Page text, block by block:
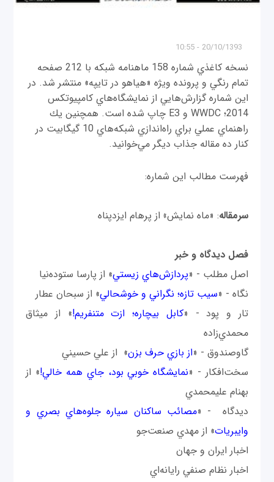
20/10/1393 - 10:55
نسخه كاغذي شماره 158 ماهنامه شبکه با 212 صفحه
تمام رنگي و پرونده ويژه «هياهو در تايپه» منتشر شد. در
اين شماره گزارش‌هايي از نمايشگاه‌هاي كامپيوتكس
2014؛ WWDC و E3 چاپ شده است. همچنين يك
راهنماي عملي براي راه‌اندازي شبكه‌هاي 10 گيگابيت در
كنار ده مقاله جذاب ديگر مي‌خوانيد.
فهرست مطالب اين شماره:
سرمقاله: «ماه نمايش» از پرهام ايزدپناه
فصل ديدگاه و خبر
اصل مطلب - «پردازش‌هاي زيستي» از پارسا ستوده‌نيا
نگاه - «سيب تازه؛ نگراني و خوشحالي» از سبحان عطار
تار و پود - «كابل بيچاره؛ ازت متنفريم!» از ميثاق
محمدي‌زاده
گاوصندوق - «از بازي حرف بزن» از علي حسيني
سخت‌افکار - «نمايشگاه خوبي بود، جاي همه خالي!» از
بهنام عليمحمدي
ديدگاه - «مصائب ساكنان سياره جلوه‌هاي بصري و
وايبريات» از مهدي صنعت‌جو
اخبار ايران و جهان
اخبار نظام صنفي رايانه‌اي